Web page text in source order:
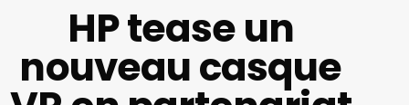
HP tease un
nouveau casque